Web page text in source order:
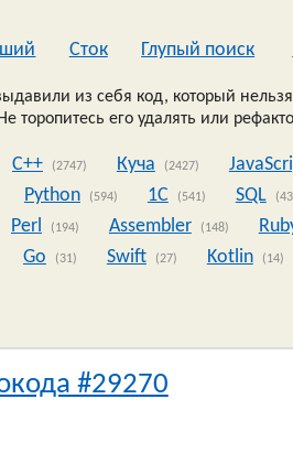
Сток Глупый поиск
из себя код, который
торопитесь его удалять или
C++ (2747) Куча (2427)
Python (594) 1C (541) SQL
Perl (194) Assembler (148)
Go (31) Swift (27) Kotlin (14)
#29270